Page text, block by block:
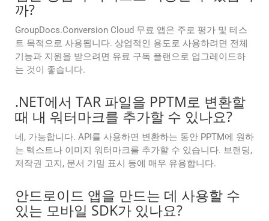
까?
GroupDocs.Conversion Cloud 무료 앱은 주로 평가 및 테스
트 목적으로 사용됩니다. 상업적인 용도로 사용하려면 전체
기능과 지원을 받으려면 유료 구독 플랜으로 업그레이드하
는 것이 좋습니다.
.NET에서 TAR 파일을 PPTM로 변환할
때 내 워터마크를 추가할 수 있나요?
네, 가능합니다. API를 사용하면 변환하는 동안 PPTM에 원하
는 텍스트나 이미지 워터마크를 추가할 수 있습니다. 브랜딩,
저작권 고지, 문서 기밀 표시 등에 매우 유용합니다.
안드로이드 앱을 만드는 데 사용할 수
있는 모바일 SDK가 있나요?